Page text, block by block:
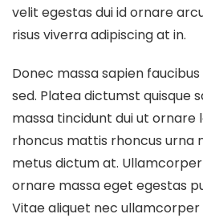
velit egestas dui id ornare
risus viverra adipiscing at in.
Donec massa sapien
sed. Platea dictumst quisque
massa tincidunt dui ut ornare
rhoncus mattis rhoncus urna
metus dictum at.
ornare massa eget egestas
Vitae aliquet nec